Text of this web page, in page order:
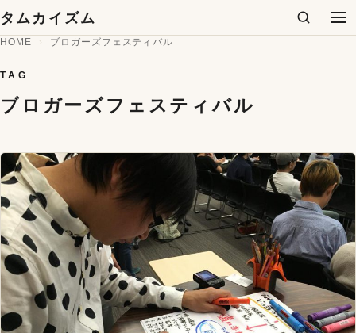
コンテンツへスキップ
タムカイズム 検索 メ
HOME ブロガーズフェスティバル
TAG
ブロガーズフェスティバル